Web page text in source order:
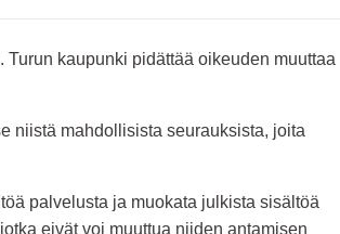
kaupunki pidättää oikeuden muuttaa
niistä mahdollisista seurauksista, joita
palvelusta ja muokata julkista sisältöä
eivät voi muuttua niiden antamisen